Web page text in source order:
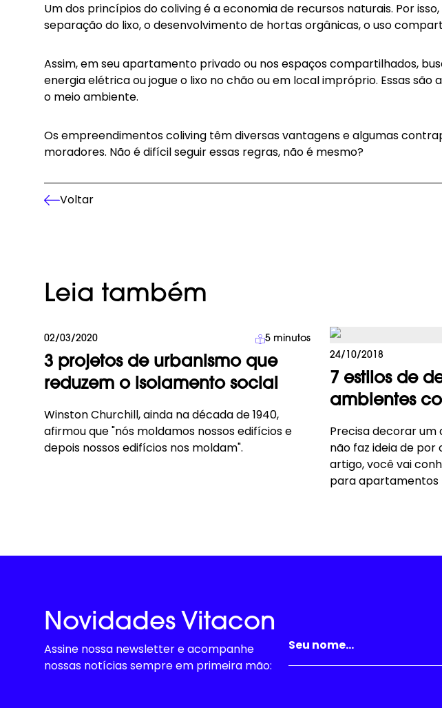
Um dos princípiosdo coliving é a economia de recursos naturais. Por
separação do lixo, o desenvolvimento de hortas orgânicas, o uso
Assim, em seu apartamento privado ou nos espaços compartilhados,
energia elétrica ou jogue o lixo no chão ou em local impróprio. Essas
o meio ambiente.
Os empreendimentos coliving têm diversas vantagens e algumas
moradores. Não é difícil seguir essas regras, não é mesmo?
Voltar
Leia também
02/03/2020 5 minutos
3 projetos de urbanismo que
reduzem o isolamento social
Winston Churchill, ainda na década de 1940,
afirmou que "nós moldamos nossos edifícios e
depois nossos edifícios nos moldam".
24/10/2018
7 estilos de
ambientes
Precisa decorar
não faz ideia de
artigo, você vai
para apartamentos
Novidades Vitacon
Assine nossa newsletter e acompanhe
nossas notícias sempre em primeira mão: